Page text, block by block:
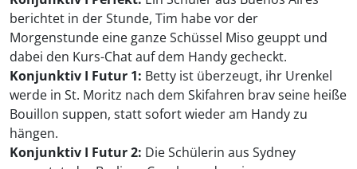
berichtet in der Stunde, Tim habe vor der
Morgenstunde eine ganze Schüssel Miso geuppt und
dabei den Kurs-Chat auf dem Handy gecheckt.
Konjunktiv I Futur 1: Betty ist überzeugt, ihr Urenkel
werde in St. Moritz nach dem Skifahren brav seine heiße
Bouillon suppen, statt sofort wieder am Handy zu
hängen.
Konjunktiv I Futur 2: Die Schülerin aus Sydney